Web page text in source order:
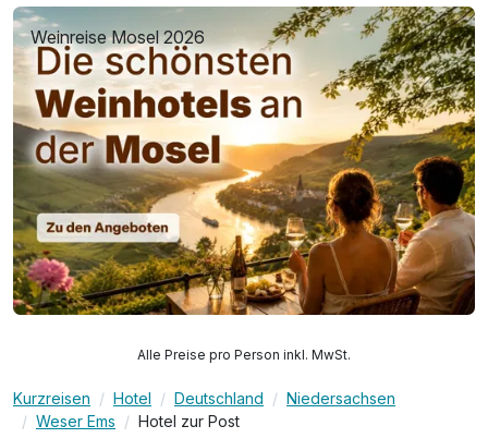
Weinreise Mosel 2026
Alle Preise pro Person inkl. MwSt.
Kurzreisen Hotel Deutschland
Niedersachsen
Weser Ems
Hotel zur Post